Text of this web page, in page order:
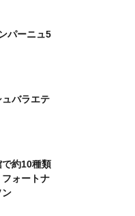
パーニュ5
バラエテ
で約10種類
ォートナ
ン